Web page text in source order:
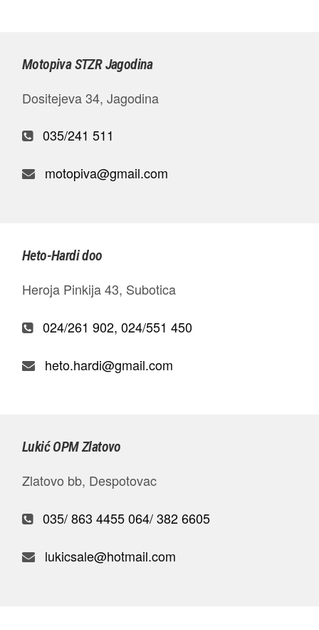
Motopiva STZR Jagodina
Dositejeva 34, Jagodina
035/241 511
motopiva@gmail.com
Heto-Hardi doo
Heroja Pinkija 43, Subotica
024/261 902, 024/551 450
heto.hardi@gmail.com
Lukić OPM Zlatovo
Zlatovo bb, Despotovac
035/ 863 4455064/ 382 6605
lukicsale@hotmail.com